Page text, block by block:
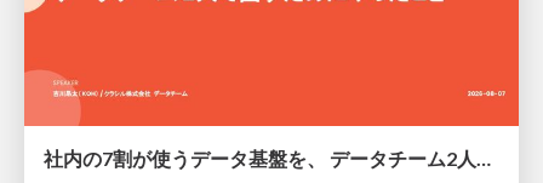
社内の7割が使うデータ基盤を、 データチーム2人で回すためにやったこと